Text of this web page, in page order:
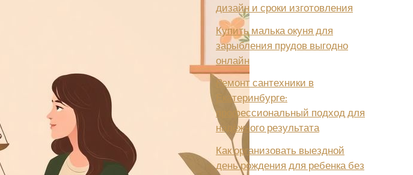
дизайн и сроки изготовления
Купить малька окуня для
зарыбления прудов выгодно
онлайн
Ремонт сантехники в
Екатеринбурге:
профессиональный подход для
надёжного результата
Как организовать выездной
день рождения для ребенка без